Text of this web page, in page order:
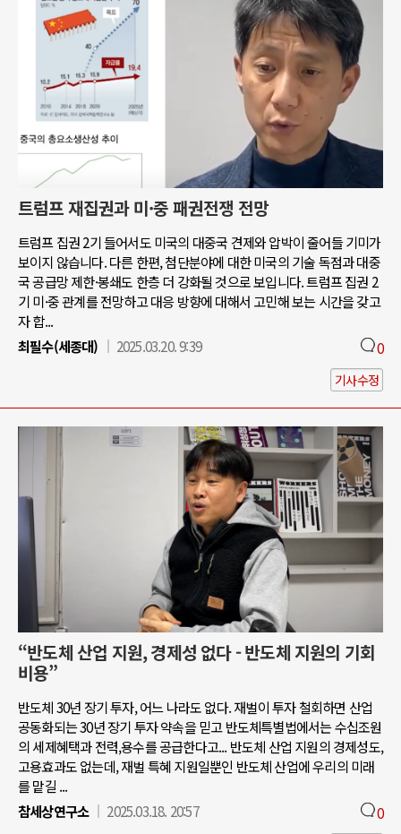
트럼프 재집권과 미·중 패권전쟁 전망
트럼프 집권 2기 들어서도 미국의 대중국 견제와 압박이 줄어들 기미가
보이지 않습니다. 다른 한편, 첨단분야에 대한 미국의 기술 독점과 대중
국 공급망 제한·봉쇄도 한층 더 강화될 것으로 보입니다. 트럼프 집권 2
기 미·중 관계를 전망하고 대응 방향에 대해서 고민해 보는 시간을 갖고
자 합...
최필수(세종대)
2025.03.20. 9:39 0
기사수정
“반도체 산업 지원, 경제성 없다 - 반도체 지원의 기회
비용”
반도체 30년 장기 투자, 어느 나라도 없다. 재벌이 투자 철회하면 산업
공동화되는 30년 장기 투자 약속을 믿고 반도체특별법에서는 수십조원
의 세제혜택과 전력,용수를 공급한다고... 반도체 산업 지원의 경제성도,
고용효과도 없는데, 재벌 특혜 지원일뿐인 반도체 산업에 우리의 미래
를 맡길 ...
참세상연구소
2025.03.18. 20:57 0